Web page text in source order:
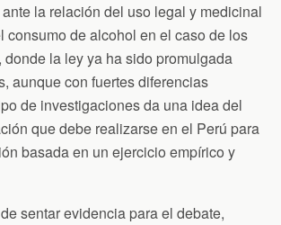
la relación del uso legal y medicinal
consumo de alcohol en el caso de los
donde la ley ya ha sido promulgada
aunque con fuertes diferencias
de investigaciones da una idea del
que debe realizarse en el Perú para
basada en un ejercicio empírico y
sentar evidencia para el debate,